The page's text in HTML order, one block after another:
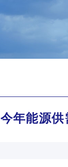
今年能源供